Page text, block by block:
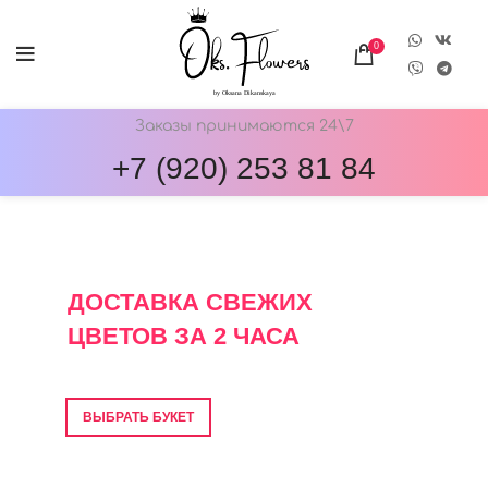
0
Заказы принимаются 24\7
+7 (920) 253 81 84
ДОСТАВКА СВЕЖИХ
ЦВЕТОВ ЗА 2 ЧАСА
ВЫБРАТЬ БУКЕТ